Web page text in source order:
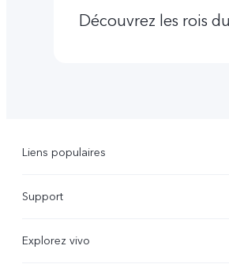
Découvrez les rois
Liens populaires
V23 5G
Support
Explorez vivo